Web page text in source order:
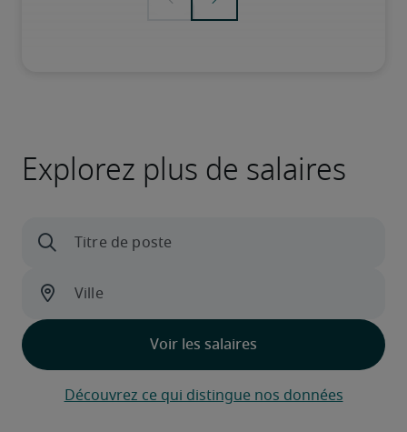
Explorez plus de salaires
Découvrez ce qui distingue nos données